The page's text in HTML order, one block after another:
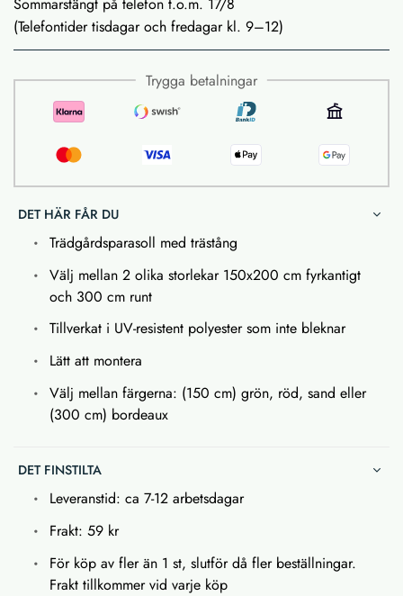
(Telefontider tisdagar och fredagar kl. 9–12)
Trygga betalningar
DET HÄR FÅR DU
Trädgårdsparasoll med trästång
Välj mellan 2 olika storlekar 150x200 cm fyrkantigt
och 300 cm runt
Tillverkat i UV-resistent polyester som inte bleknar
Lätt att montera
Välj mellan färgerna: (150 cm) grön, röd, sand eller
(300 cm) bordeaux
DET FINSTILTA
Leveranstid: ca 7-12 arbetsdagar
Frakt: 59 kr
För köp av fler än 1 st, slutför då fler beställningar.
Frakt tillkommer vid varje köp